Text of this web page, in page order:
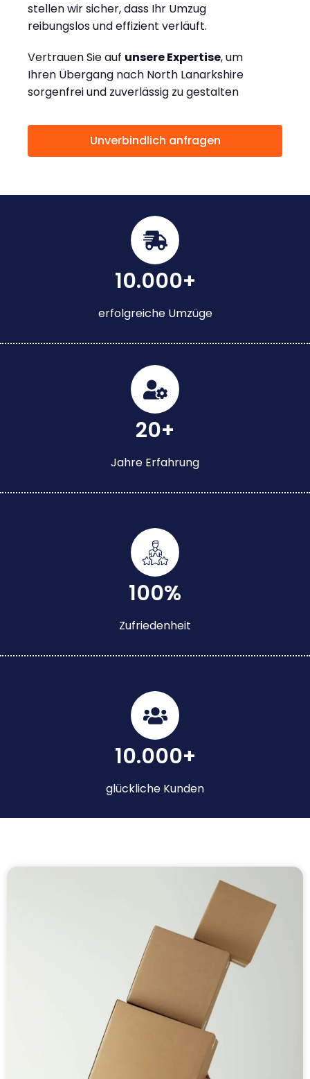
stellen wir sicher, dass Ihr Umzug
reibungslos und effizient verläuft.
Vertrauen Sie auf unsere Expertise, um
Ihren Übergang nach North Lanarkshire
sorgenfrei und zuverlässig zu gestalten
Unverbindlich anfragen
10.000+
erfolgreiche Umzüge
20+
Jahre Erfahrung
100%
Zufriedenheit
10.000+
glückliche Kunden